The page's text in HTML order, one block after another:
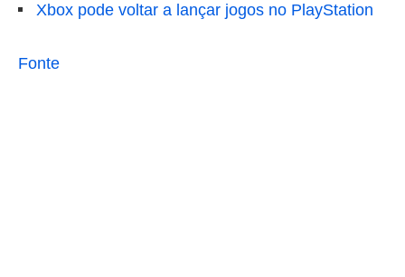
Xbox pode voltar a lançar jogos no PlayStation
Fonte